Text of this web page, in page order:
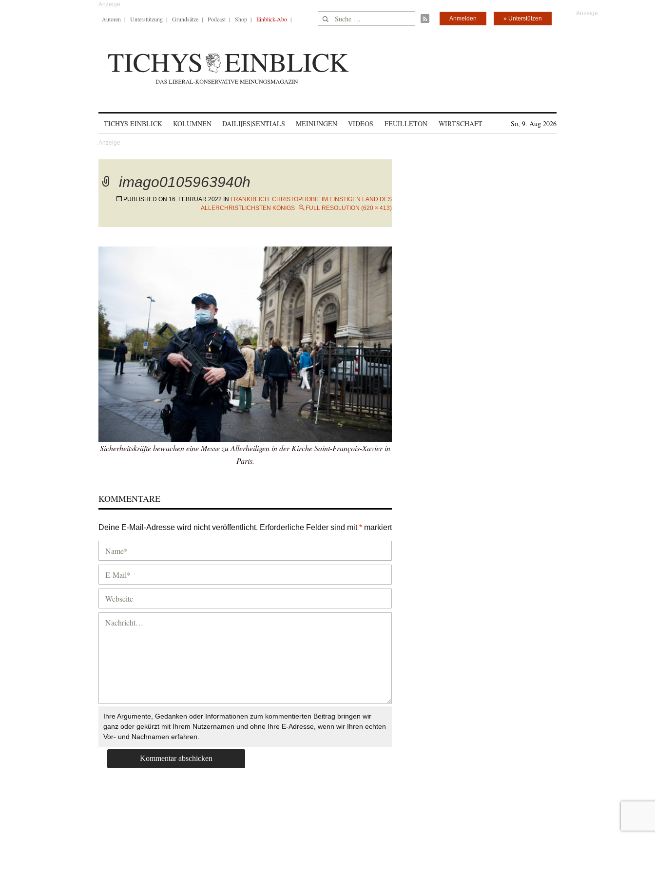
Autoren Unterstützung Grundsätze Podcast Shop Einblick-Abo Suche nach: » Unterstützen
Anmelden
TICHYS EINBLICK KOLUMNEN DAILI|ES|SENTIALS MEINUNGEN VIDEOS FEUILLETON WIRTSCHAFT So, 9. Aug 2026
imago0105963940h
PUBLISHED ON 16. FEBRUAR 2022 IN FRANKREICH: CHRISTOPHOBIE IM EINSTIGEN LAND DES
ALLERCHRISTLICHSTEN KÖNIGS
FULL RESOLUTION (620 × 413)
Sicherheitskräfte bewachen eine Messe zu Allerheiligen in der Kirche Saint-François-Xavier in
Paris.
KOMMENTARE
Deine E-Mail-Adresse wird nicht veröffentlicht. Erforderliche Felder sind mit* markiert
Ihre Argumente, Gedanken oder Informationen zum kommentierten Beitrag bringen wir
ganz oder gekürzt mit Ihrem Nutzernamen und ohne Ihre E-Adresse, wenn wir Ihren echten
Vor- und Nachnamen erfahren.